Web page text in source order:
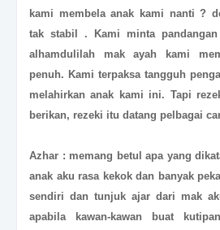
kami membela anak kami nanti ?
tak stabil . Kami minta
alhamdulilah mak ayah kami
penuh. Kami terpaksa tangguh
melahirkan anak kami ini. Tapi
berikan, rezeki itu datang pelbagai
Azhar : memang betul apa yang
anak aku rasa kekok dan banyak
sendiri dan tunjuk ajar dari mak
apabila kawan-kawan buat